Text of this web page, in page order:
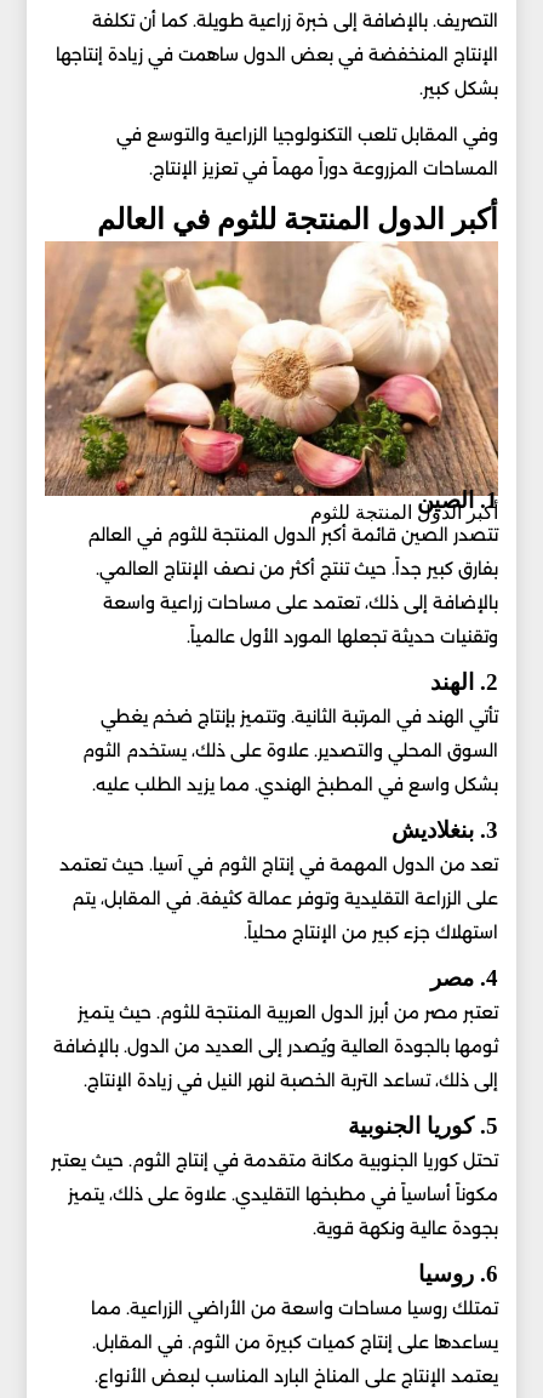
التصريف. بالإضافة إلى خبرة زراعية طويلة. كما أن تكلفة
الإنتاج المنخفضة في بعض الدول ساهمت في زيادة إنتاجها
بشكل كبير.
وفي المقابل تلعب التكنولوجيا الزراعية والتوسع في
المساحات المزروعة دوراً مهماً في تعزيز الإنتاج.
أكبر الدول المنتجة للثوم في العالم
أكبر الدول المنتجة للثوم
1. الصين
تتصدر الصين قائمة أكبر الدول المنتجة للثوم في العالم
بفارق كبير جداً. حيث تنتج أكثر من نصف الإنتاج العالمي.
بالإضافة إلى ذلك، تعتمد على مساحات زراعية واسعة
وتقنيات حديثة تجعلها المورد الأول عالمياً.
2. الهند
تأتي الهند في المرتبة الثانية. وتتميز بإنتاج ضخم يغطي
السوق المحلي والتصدير. علاوة على ذلك، يستخدم الثوم
بشكل واسع في المطبخ الهندي. مما يزيد الطلب عليه.
3. بنغلاديش
تعد من الدول المهمة في إنتاج الثوم في آسيا. حيث تعتمد
على الزراعة التقليدية وتوفر عمالة كثيفة. في المقابل، يتم
استهلاك جزء كبير من الإنتاج محلياً.
4. مصر
تعتبر مصر من أبرز الدول العربية المنتجة للثوم. حيث يتميز
ثومها بالجودة العالية ويُصدر إلى العديد من الدول. بالإضافة
إلى ذلك، تساعد التربة الخصبة لنهر النيل في زيادة الإنتاج.
5. كوريا الجنوبية
تحتل كوريا الجنوبية مكانة متقدمة في إنتاج الثوم. حيث يعتبر
مكوناً أساسياً في مطبخها التقليدي. علاوة على ذلك، يتميز
بجودة عالية ونكهة قوية.
6. روسيا
تمتلك روسيا مساحات واسعة من الأراضي الزراعية. مما
يساعدها على إنتاج كميات كبيرة من الثوم. في المقابل.
يعتمد الإنتاج على المناخ البارد المناسب لبعض الأنواع.